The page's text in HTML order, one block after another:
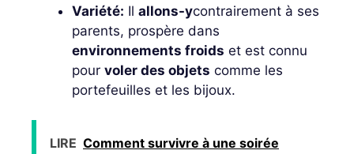
Variété: Il allons-ycontrairement à ses
parents, prospère dans
environnements froids et est connu
pour voler des objets comme les
portefeuilles et les bijoux.
LIRE Comment survivre à une soirée